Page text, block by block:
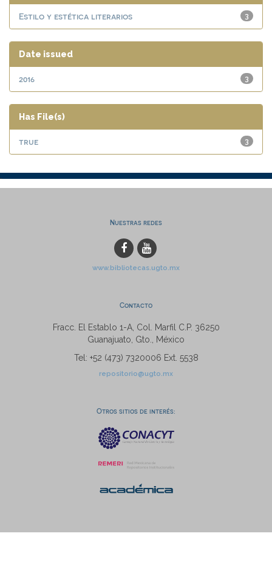
3
Estilo y estética literarios
Date issued
3
2016
Has File(s)
3
true
Nuestras redes
www.bibliotecas.ugto.mx
Contacto
Fracc. El Establo 1-A, Col. Marfil C.P. 36250
Guanajuato, Gto., México
Tel: +52 (473) 7320006 Ext. 5538
repositorio@ugto.mx
Otros sitios de interés: